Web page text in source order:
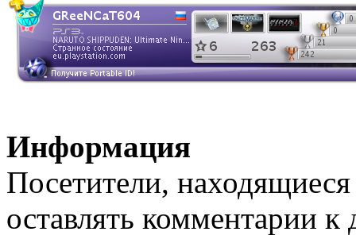
Информация
Посетители,
оставлять комментарии